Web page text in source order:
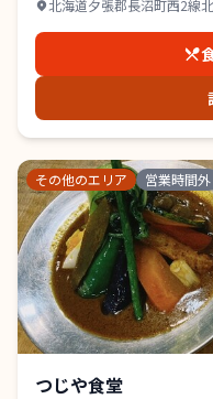
北海道夕張郡長沼町西2線
その他のエリア 営業時間外
つじや食堂